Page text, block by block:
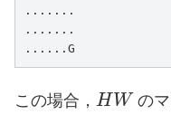
.......
.......
......G
この場合， HW のマ